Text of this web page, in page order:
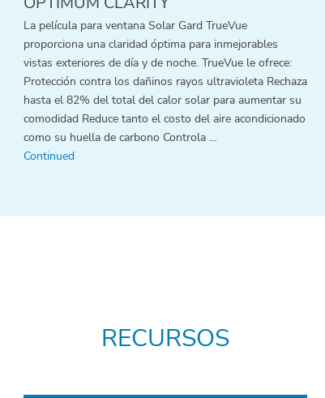
La película para ventana Solar Gard TrueVue
proporciona una claridad óptima para inmejorables
vistas exteriores de día y de noche. TrueVue le ofrece:
Protección contra los dañinos rayos ultravioleta Rechaza
hasta el 82% del total del calor solar para aumentar su
comodidad Reduce tanto el costo del aire acondicionado
como su huella de carbono Controla …
Continued
RECURSOS